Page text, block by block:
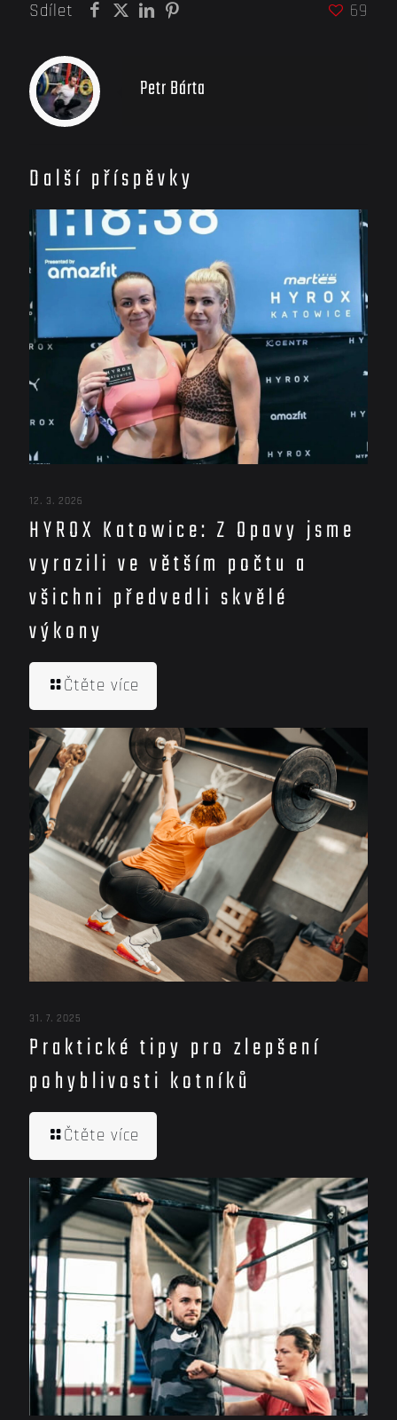
Sdílet 69
Petr Bárta
Další příspěvky
12. 3. 2026
HYROX Katowice: Z Opavy jsme
vyrazili ve větším počtu a
všichni předvedli skvělé
výkony
Čtěte více
31. 7. 2025
Praktické tipy pro zlepšení
pohyblivosti kotníků
Čtěte více